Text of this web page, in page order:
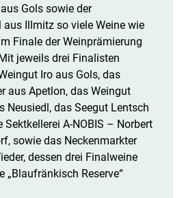
Gols sowie der
Illmitz so viele Weine wie
Finale der Weinprämierung
jeweils drei Finalisten
Iro aus Gols, das
aus Apetlon, das Weingut
Neusiedl, das Seegut Lentsch
Sektkellerei A-NOBIS – Norbert
sowie das Neckenmarkter
dessen drei Finalweine
„Blaufränkisch Reserve“